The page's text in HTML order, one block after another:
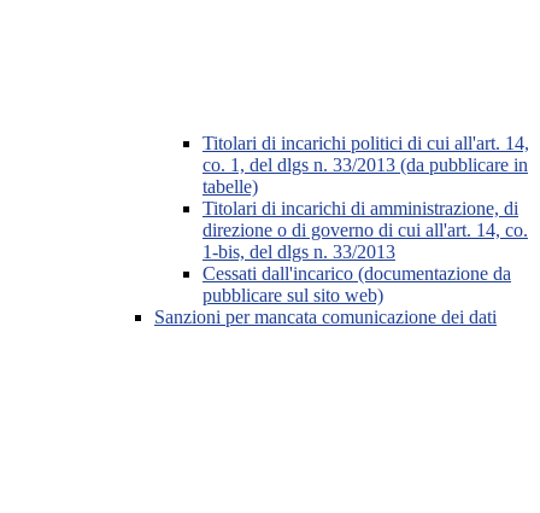
Titolari di incarichi politici di cui all'art. 14,
co. 1, del dlgs n. 33/2013 (da pubblicare in
tabelle)
Titolari di incarichi di amministrazione, di
direzione o di governo di cui all'art. 14, co.
1-bis, del dlgs n. 33/2013
Cessati dall'incarico (documentazione da
pubblicare sul sito web)
Sanzioni per mancata comunicazione dei dati